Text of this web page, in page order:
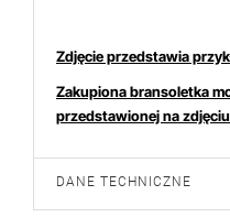
Zdjęcie przedstawia
Zakupiona bransoletka
przedstawionej na
DANE TECHNICZNE